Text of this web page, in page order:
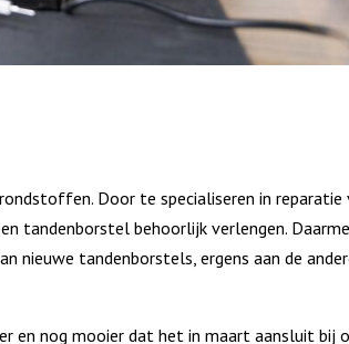
Door te specialiseren in reparatie
tandenborstel behoorlijk verlengen.
nieuwe tandenborstels, ergens aan de
en nog mooier dat het in maart aansluit bij